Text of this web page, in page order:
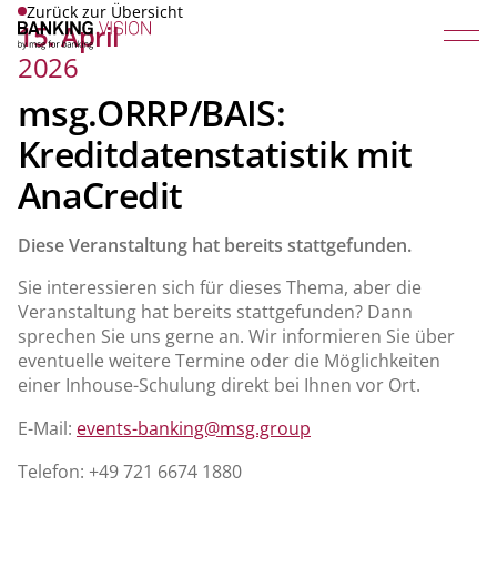
Zurück zur Übersicht
15. April
2026
msg.ORRP/BAIS:
Kreditdatenstatistik mit
AnaCredit
Diese Veranstaltung hat bereits stattgefunden.
Sie interessieren sich für dieses Thema, aber die
Veranstaltung hat bereits stattgefunden? Dann
sprechen Sie uns gerne an. Wir informieren Sie über
eventuelle weitere Termine oder die Möglichkeiten
einer Inhouse-Schulung direkt bei Ihnen vor Ort.
E-Mail: events-banking@msg.group
Telefon: +49 721 6674 1880